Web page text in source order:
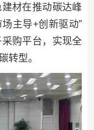
材在推动碳达峰
主导+创新驱动”
购平台，实现全
转型。